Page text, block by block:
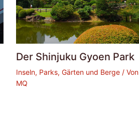
Der Shinjuku Gyoen Park
Inseln, Parks, Gärten und Berge / Von
MQ